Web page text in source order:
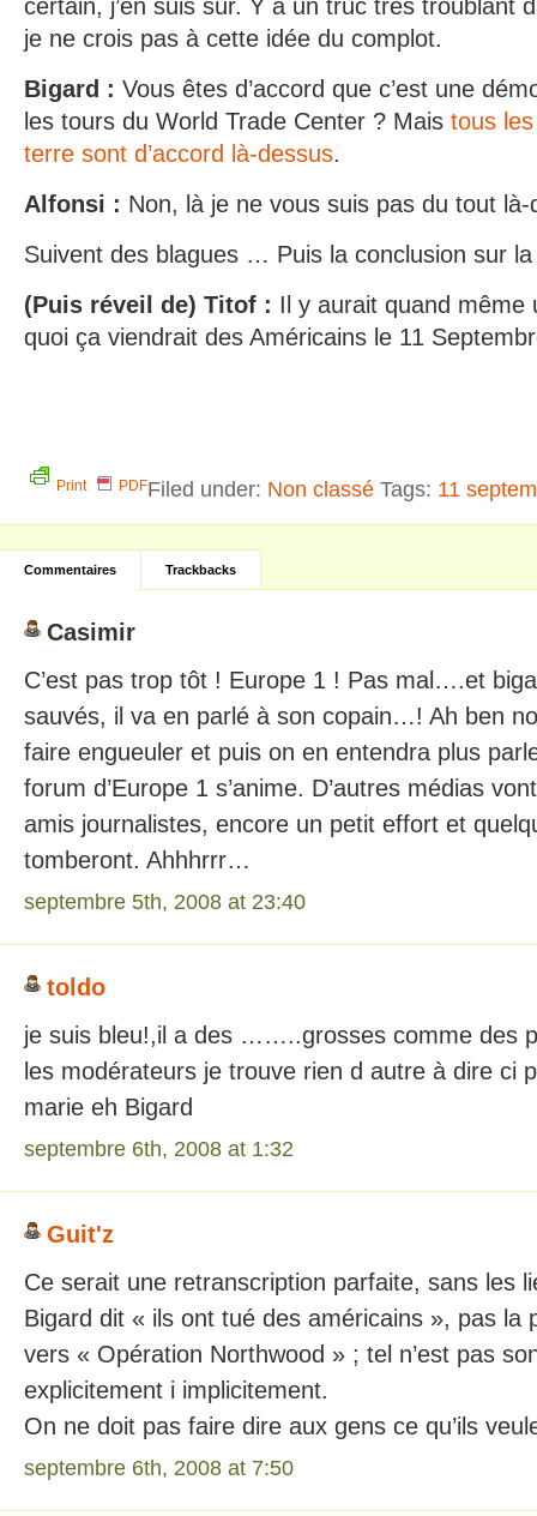
certain, j’en suis sûr. Y a un truc très troublant
je ne crois pas à cette idée du complot.
Bigard : Vous êtes d’accord que c’est une
les tours du World Trade Center ? Mais tous
terre sont d’accord là-dessus.
Alfonsi : Non, là je ne vous suis pas du tout là-
Suivent des blagues … Puis la conclusion sur
(Puis réveil de) Titof : Il y aurait quand même
quoi ça viendrait des Américains le 11
Print PDFFiled under: Non classé Tags: 11
Commentaires Trackbacks
Casimir
C’est pas trop tôt ! Europe 1 ! Pas mal….et
sauvés, il va en parlé à son copain…! Ah ben
faire engueuler et puis on en entendra plus
forum d’Europe 1 s’anime. D’autres médias
amis journalistes, encore un petit effort et
tomberont. Ahhhrrr…
septembre 5th, 2008 at 23:40
toldo
je suis bleu!,il a des ……..grosses comme des
les modérateurs je trouve rien d autre à dire ci
marie eh Bigard
septembre 6th, 2008 at 1:32
Guit'z
Ce serait une retranscription parfaite, sans les
Bigard dit « ils ont tué des américains », pas la
vers « Opération Northwood » ; tel n’est pas
explicitement i implicitement.
On ne doit pas faire dire aux gens ce qu’ils
septembre 6th, 2008 at 7:50